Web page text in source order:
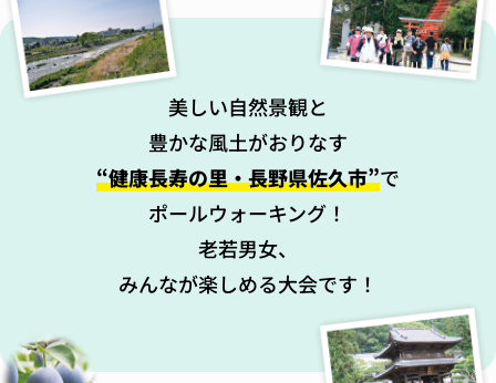
美しい自然景観と
豊かな風土がおりなす
“健康長寿の里・長野県佐久市”で
ポールウォーキング！
老若男女、
みんなが楽しめる大会です！